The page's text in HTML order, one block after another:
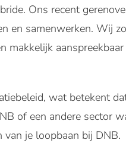
Ons recent
en samenwerken. Wij
makkelijk
wat betekent
of een andere sector
van je loopbaan bij DNB.